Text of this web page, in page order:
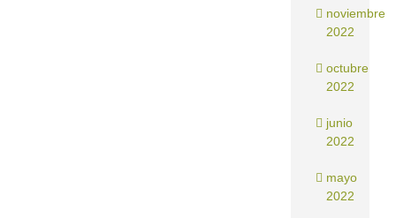
noviembre
2022
octubre
2022
junio
2022
mayo
2022